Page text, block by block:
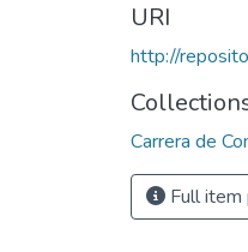
URI
http://
Carrera de
Full item